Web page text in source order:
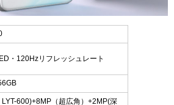
・120Hzリフレッシュレート
LYT-600)+8MP（超広角）+2MP(深